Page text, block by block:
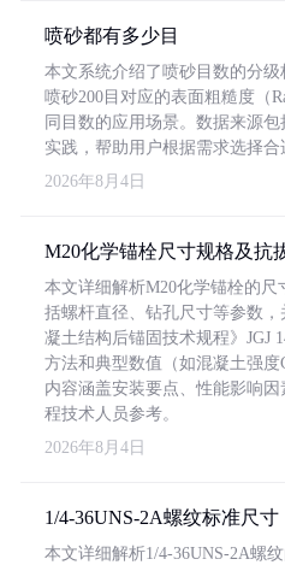
喷砂都有多少目
本文系统介绍了喷砂目数的分
喷砂200目对应的表面粗糙度（
同目数的应用场景。数据来源
实践，帮助用户根据需求选择合
2026年8月4日
M20化学锚栓尺寸规格及抗
本文详细解析M20化学锚栓的
括螺杆直径、钻孔尺寸等参数
凝土结构后锚固技术规程》JGJ
方法和典型数值（如混凝土强度
内容涵盖安装要点、性能影响
程技术人员参考。
2026年8月4日
1/4-36UNS-2A螺纹标准尺寸
本文详细解析1/4-36UNS-2A螺